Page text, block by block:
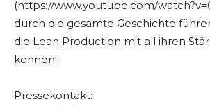
(https://www.youtube.com/
durch die gesamte Geschichte
die Lean Production mit all ihren
kennen!
Pressekontakt: